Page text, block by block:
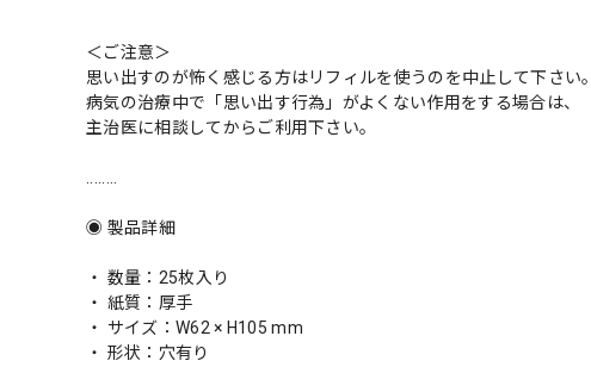
＜ご注意＞
思い出すのが怖く感じる方はリフィルを使うのを中止して下さい。
病気の治療中で「思い出す行為」がよくない作用をする場合は、
主治医に相談してからご利用下さい。
◉ 製品詳細
・ 数量：25枚入り
・ 紙質：厚手
・ サイズ：W62 × H105 mm
・ 形状：穴有り